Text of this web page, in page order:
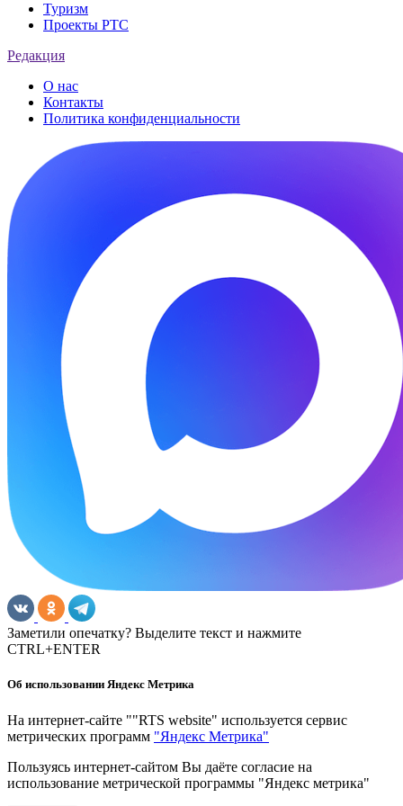
Туризм
Проекты РТС
Редакция
О нас
Контакты
Политика конфиденциальности
Заметили опечатку? Выделите текст и нажмите
CTRL+ENTER
Об использовании Яндекс Метрика
На интернет-сайте ""RTS website" используется сервис
метрических программ "Яндекс Метрика"
Пользуясь интернет-сайтом Вы даёте согласие на
использование метрической программы "Яндекс метрика"